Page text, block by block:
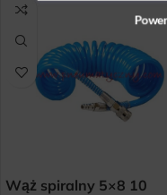
Wąż spiralny 5×8 10